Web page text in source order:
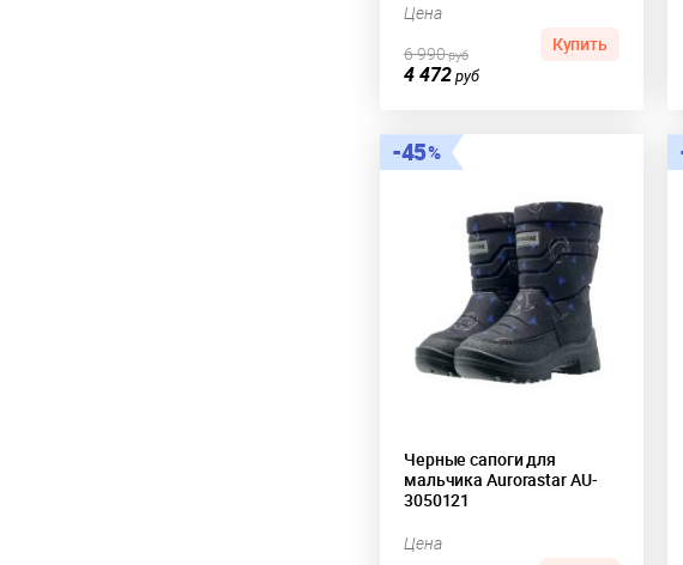
Цена
4 472руб
6 990руб Купить
45
Черные сапоги для
мальчика Aurorastar AU-
3050121
Цена